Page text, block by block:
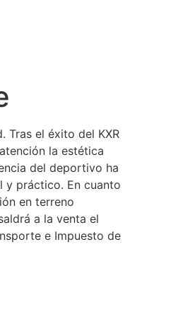
Tras el éxito del KXR
la estética
del deportivo ha
y práctico. En cuanto
en terreno
a la venta el
e Impuesto de